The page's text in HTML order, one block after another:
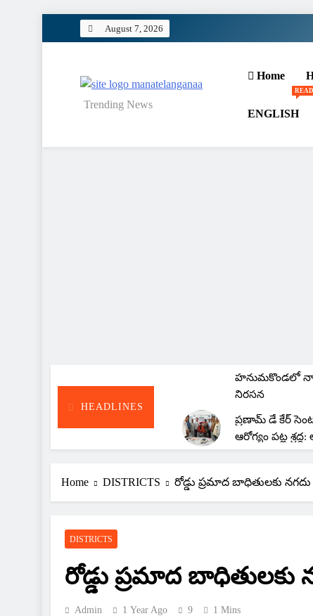
August 7, 2026
MANATELANGANAA
Trending News
Home
ENGLISH
READ
HEADLINES
హనుమకొండలో
నిరసన
ప్రణామ్ డే కేర్
ఆరోగ్యం పట్ల
Home
DISTRICTS రోడ్డు ప్రమాద బాధితులకు
DISTRICTS
రోడ్డు ప్రమాద బాధితులకు
Admin 1 Year Ago 9 1 Mins